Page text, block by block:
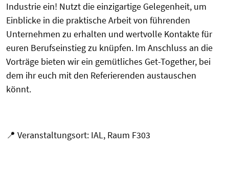
Industrie ein! Nutzt die einzigartige Gelegenheit, um
Einblicke in die praktische Arbeit von führenden
Unternehmen zu erhalten und wertvolle Kontakte für
euren Berufseinstieg zu knüpfen. Im Anschluss an die
Vorträge bieten wir ein gemütliches Get-Together, bei
dem ihr euch mit den Referierenden austauschen
könnt.
📍 Veranstaltungsort: IAL, Raum F303